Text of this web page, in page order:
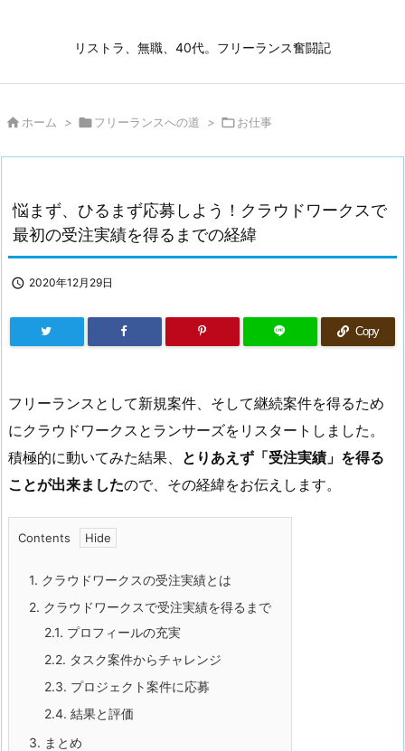
リストラ、無職、40代。フリーランス奮闘記
 ホーム > フリーランスへの道 > お仕事
悩まず、ひるまず応募しよう！クラウドワークスで
最初の受注実績を得るまでの経緯
 2020年12月29日
Copy
フリーランスとして新規案件、そして継続案件を得るため
にクラウドワークスとランサーズをリスタートしました。
積極的に動いてみた結果、 とりあえず「受注実績」を得る
ことが出来ましたので、その経緯をお伝えします。
Contents
1. クラウドワークスの受注実績とは
2. クラウドワークスで受注実績を得るまで
2.1. プロフィールの充実
2.2. タスク案件からチャレンジ
2.3. プロジェクト案件に応募
2.4. 結果と評価
3. まとめ